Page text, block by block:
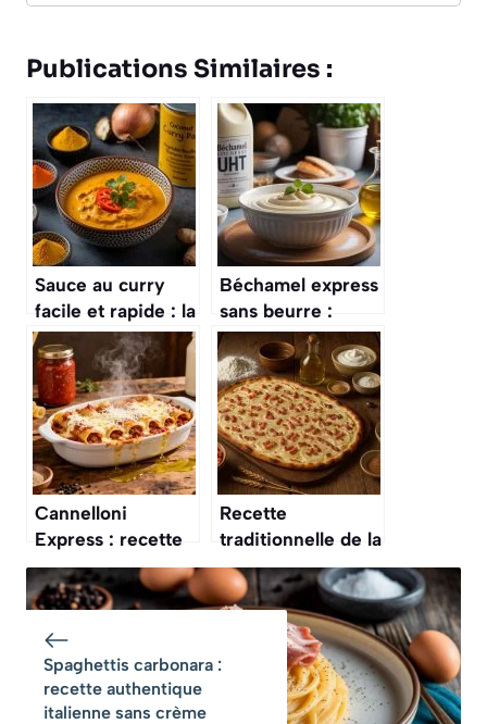
Publications Similaires :
Sauce au curry
facile et rapide : la
recette express
Béchamel express
sans beurre :
recette facile et
rapide
Cannelloni
Express : recette
facile et rapide
Recette
traditionnelle de la
flammekueche
alsacienne
Spaghettis carbonara :
recette authentique
italienne sans crème